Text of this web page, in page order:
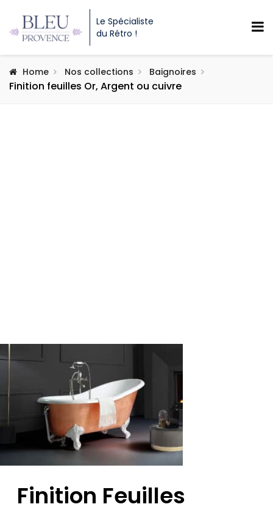
Le Spécialiste
du Rétro !
Home Nos collections Baignoires
Finition feuilles Or, Argent ou cuivre
Finition Feuilles